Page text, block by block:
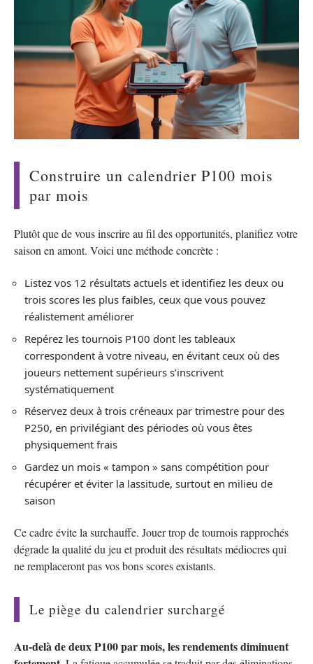
Construire un calendrier P100 mois
par mois
Plutôt que de vous inscrire au fil des opportunités, planifiez votre
saison en amont. Voici une méthode concrète :
Listez vos 12 résultats actuels et identifiez les deux ou
trois scores les plus faibles, ceux que vous pouvez
réalistement améliorer
Repérez les tournois P100 dont les tableaux
correspondent à votre niveau, en évitant ceux où des
joueurs nettement supérieurs s’inscrivent
systématiquement
Réservez deux à trois créneaux par trimestre pour des
P250, en privilégiant des périodes où vous êtes
physiquement frais
Gardez un mois « tampon » sans compétition pour
récupérer et éviter la lassitude, surtout en milieu de
saison
Ce cadre évite la surchauffe. Jouer trop de tournois rapprochés
dégrade la qualité du jeu et produit des résultats médiocres qui
ne remplaceront pas vos bons scores existants.
Le piège du calendrier surchargé
Au-delà de deux P100 par mois, les rendements diminuent